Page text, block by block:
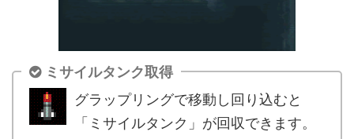
ミサイルタンク取得
グラップリングで移動し回り込むと
「ミサイルタンク」が回収できます。